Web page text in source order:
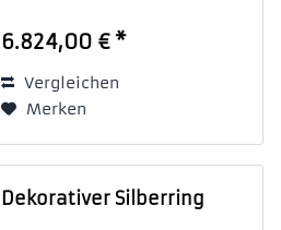
Schmuckstück. Die Steine sind
in 585/- Weißgold gefasst und
unkonventionelle Anordnung.
So ein...
6.824,00 € *
Vergleichen
Merken
Dekorativer Silberring